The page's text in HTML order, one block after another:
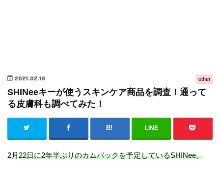
other
2021.02.18
SHINeeキーが使うスキンケア商品を調査！通って
る皮膚科も調べてみた！
LINE
2月22日に2年半ぶりのカムバックを予定しているSHINee。